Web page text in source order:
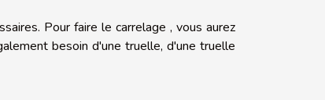
Pour faire le carrelage , vous aurez
besoin d'une truelle, d'une truelle